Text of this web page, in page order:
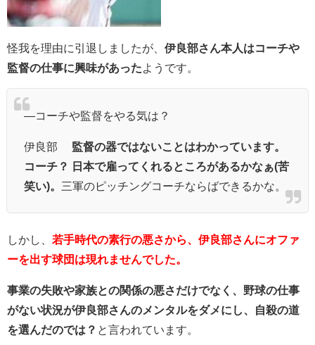
怪我を理由に引退しましたが、 伊良部さん本人はコーチや
監督の仕事に興味があった ようです。
―コーチや監督をやる気は？
伊良部
監督の器ではないことはわかっています。
コーチ？ 日本で雇ってくれるところがあるかなぁ(苦
笑い)。 三軍のピッチングコーチならばできるかな。
しかし、 若手時代の素行の悪さから、伊良部さんにオファ
ーを出す球団は現れませんでした。
事業の失敗や家族との関係の悪さだけでなく、野球の仕事
がない状況が伊良部さんのメンタルをダメにし、自殺の道
を選んだのでは？ と言われています。